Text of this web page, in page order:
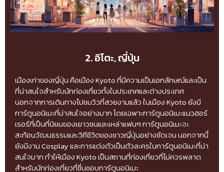
2. อิโตะ, ญี่ปุ่น
เมืองเก่าของญี่ปุ่น คือเมือง Kyoto ที่มีความเป็นเอกลักษณ์และเป็น
ที่น่าสนใจสำหรับนักท่องเที่ยวทั้งในประเทศและต่างประเทศ
นอกจากการเดินทางไปชมวิวที่สวยงามแล้ว ในเมือง Kyoto ยังมี
การ์ตูนอนิเมะที่น่าสนใจอย่างมาก โดยเฉพาะการ์ตูนอนิเมะแนวฮอร์
เรอร์ที่เป็นที่นิยมของเยาวชนและเหล่าแฟนๆ การ์ตูนอนิเมะจะ
สะท้อนวัฒนธรรมและวิถีชีวิตของชาวญี่ปุ่นอย่างชัดเจน นอกจากนี้
ยังมีงาน Cosplay และการแต่งตัวเป็นตัวละครในการ์ตูนอนิเมะที่น่า
สนใจมาก ทำให้เมือง Kyoto เป็นสถานที่ท่องเที่ยวที่ไม่ควรพลาด
สำหรับนักท่องเที่ยวที่ชื่นชอบการ์ตูนอนิเมะ